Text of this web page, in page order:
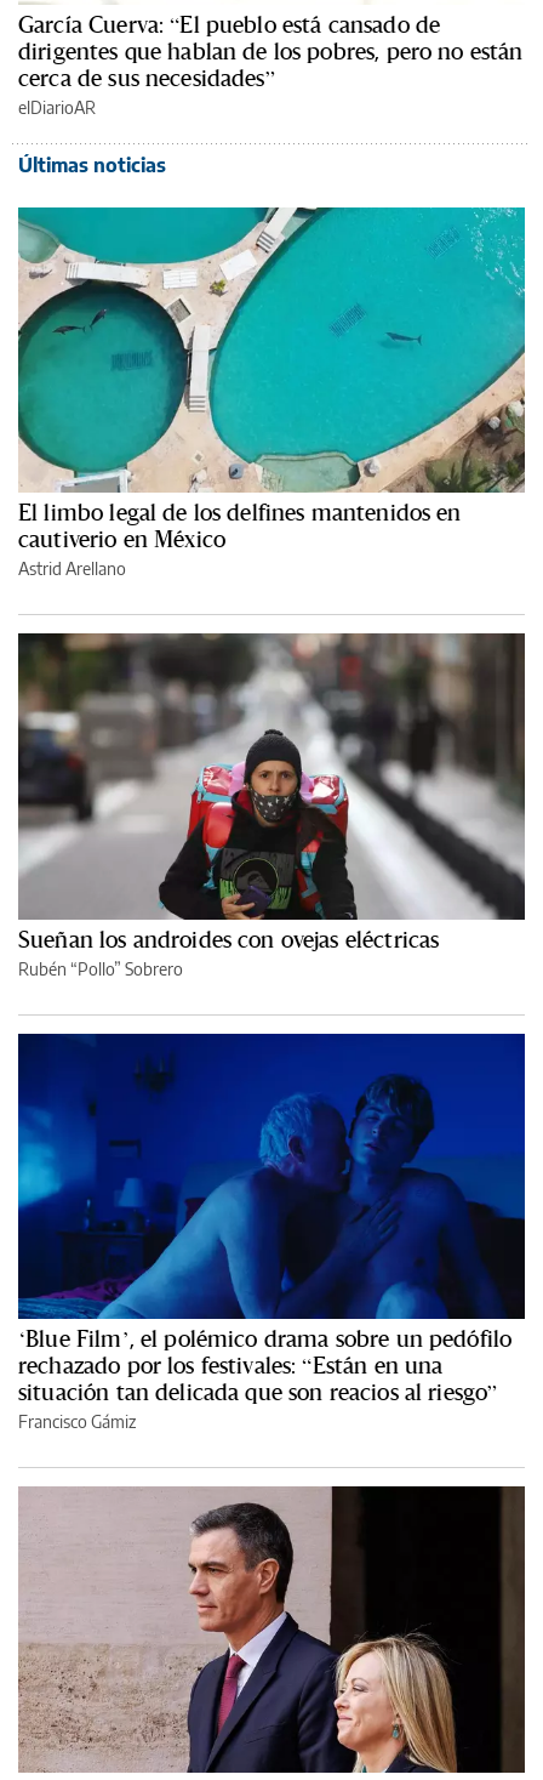
García Cuerva: “El pueblo está cansado de
dirigentes que hablan de los pobres, pero no están
cerca de sus necesidades”
elDiarioAR
Últimas noticias
El limbo legal de los delfines mantenidos en
cautiverio en México
Astrid Arellano
Sueñan los androides con ovejas eléctricas
Rubén “Pollo” Sobrero
‘Blue Film’, el polémico drama sobre un pedófilo
rechazado por los festivales: “Están en una
situación tan delicada que son reacios al riesgo”
Francisco Gámiz